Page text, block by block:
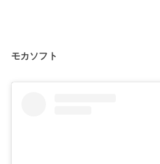
モカソフト